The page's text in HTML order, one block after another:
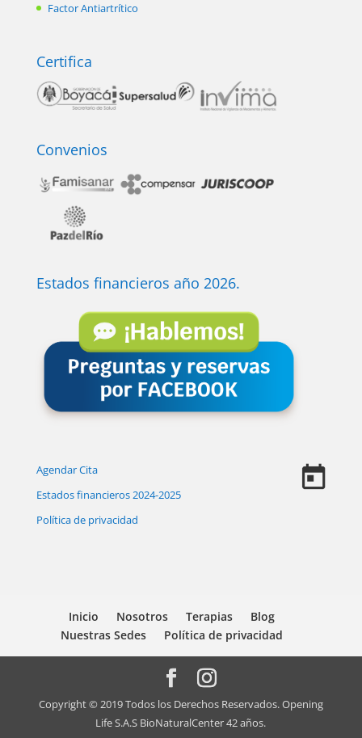
Factor Antiartrítico
Certifica
Convenios
Estados financieros año 2026.
Agendar Cita
Estados financieros 2024-2025
Política de privacidad
Inicio Nosotros Terapias
Blog
Nuestras Sedes
Política de privacidad
Copyright © 2019 Todos los Derechos Reservados. Opening
Life S.A.S BioNaturalCenter 42 años.